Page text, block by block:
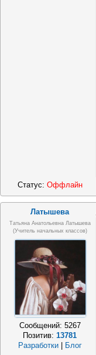
Статус: Оффлайн
Латышева
Татьяна Анатольевна Латышева
(учитель начальных классов)
Сообщений: 5267
Позитив:13781
Разработки
Блог